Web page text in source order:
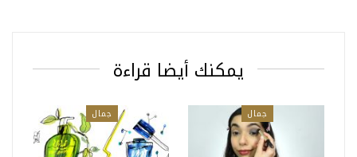
يمكنك أيضا قراءة
جمال جمال